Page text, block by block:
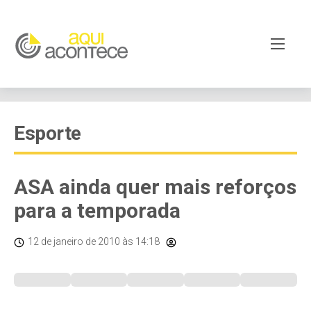
Esporte
ASA ainda quer mais reforços
para a temporada
12 de janeiro de 2010 às 14:18